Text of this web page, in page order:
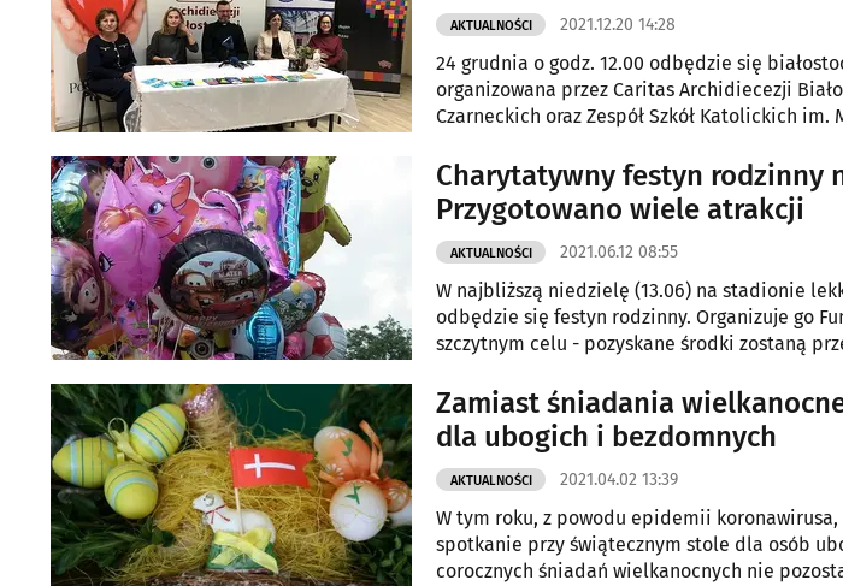
AKTUALNOŚCI 2021.12.20 14:28
24 grudnia o godz. 12.00 odbędzie się
organizowana przez Caritas Archidiecezji
Czarneckich oraz Zespół Szkół Katolickich im.
Charytatywny festyn rodzinny
Przygotowano wiele atrakcji
AKTUALNOŚCI 2021.06.12 08:55
W najbliższą niedzielę (13.06) na stadionie
odbędzie się festyn rodzinny. Organizuje go
szczytnym celu - pozyskane środki zostaną
Zamiast śniadania
dla ubogich i bezdomnych
AKTUALNOŚCI 2021.04.02 13:39
W tym roku, z powodu epidemii
spotkanie przy świątecznym stole dla osób
corocznych śniadań wielkanocnych nie